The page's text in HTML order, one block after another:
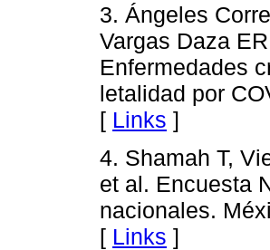
3. Ángeles
Vargas Daza
Enfermedades
letalidad por
[ Links ]
4. Shamah T,
et al. Encuesta
nacionales.
[ Links ]